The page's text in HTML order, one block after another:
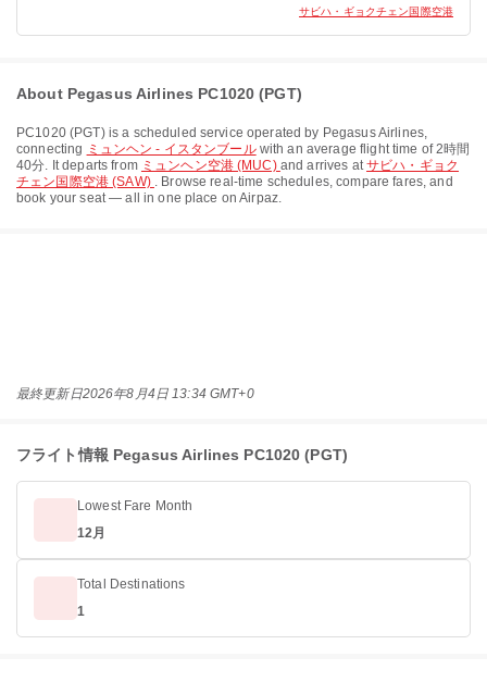
サビハ・ギョクチェン国際空港
About Pegasus Airlines PC1020 (PGT)
PC1020(PGT) is a scheduled service operated by Pegasus Airlines,
connecting ミュンヘン - イスタンブールwith an average flight time of2時間
40分. It departs from ミュンヘン空港 (MUC) and arrives atサビハ・ギョク
チェン国際空港 (SAW) . Browse real-time schedules, compare fares, and
book your seat — all in one place on Airpaz.
最終更新日2026年8月4日 13:34 GMT+0
フライト情報 Pegasus Airlines PC1020 (PGT)
Lowest Fare Month
12月
Total Destinations
1